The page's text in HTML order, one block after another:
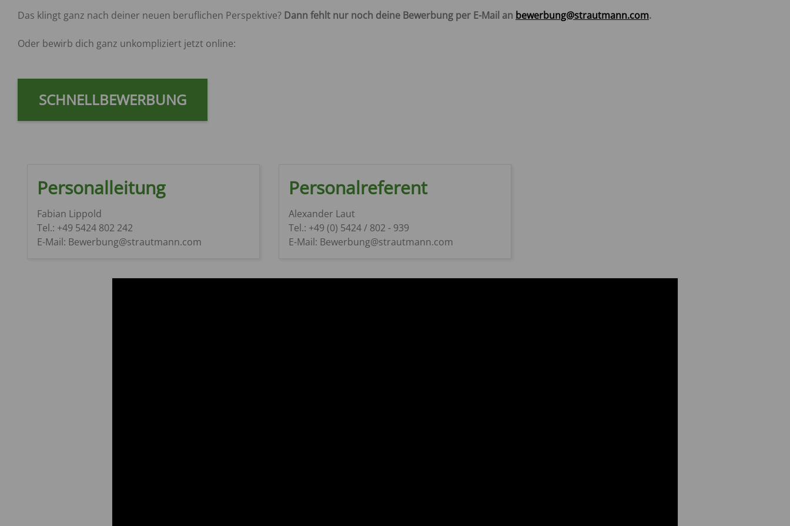
Das klingt ganz nach deiner neuen beruflichen Perspektive? Dann fehlt nur noch deine Bewerbung per E-Mail an bewerbung@strautmann.com.
Oder bewirb dich ganz unkompliziert jetzt online:
SCHNELLBEWERBUNG
Personalleitung
Fabian Lippold
Tel.: +49 5424 802 242
E-Mail: Bewerbung@strautmann.com
Personalreferent
Alexander Laut
Tel.: +49 (0) 5424 / 802 - 939
E-Mail: Bewerbung@strautmann.com